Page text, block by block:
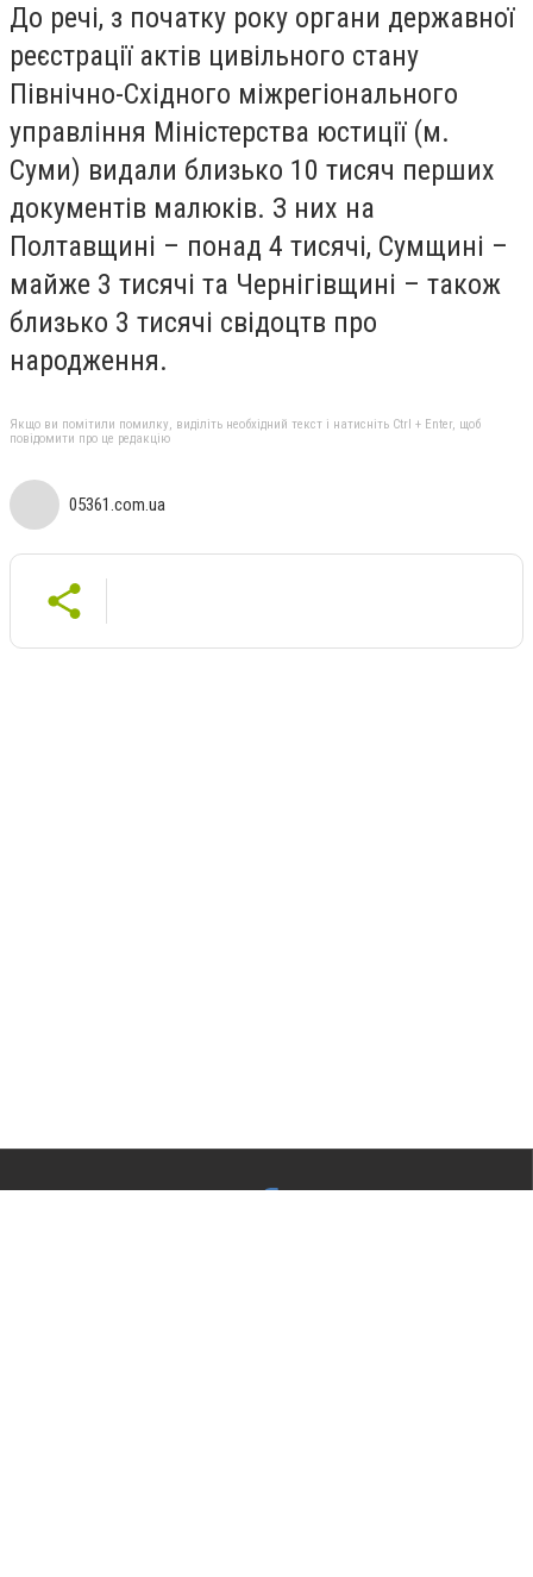
До речі, з початку року органи державної
реєстрації актів цивільного стану
Північно-Східного міжрегіонального
управління Міністерства юстиції (м.
Суми) видали близько 10 тисяч перших
документів малюків. З них на
Полтавщині – понад 4 тисячі, Сумщині –
майже 3 тисячі та Чернігівщині – також
близько 3 тисячі свідоцтв про
народження.
Якщо ви помітили помилку, виділіть необхідний текст і натисніть Ctrl + Enter, щоб
повідомити про це редакцію
05361.com.ua